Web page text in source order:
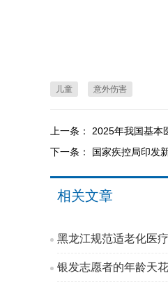
儿童 意外伤害
上一条： 2025年我国基本
下一条： 国家疾控局印发
相关文章
黑龙江规范适老化医
银发志愿者的年龄天